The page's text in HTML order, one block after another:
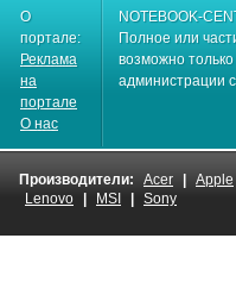
О
портале:
Реклама
на
портале
О нас
NOTEBOOK-
Полное или
возможно
администрации
Производители: Acer Apple
Lenovo
MSI Sony